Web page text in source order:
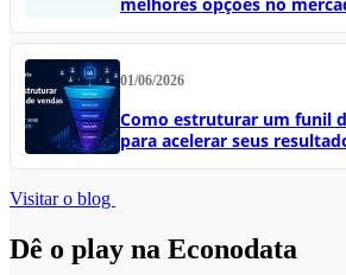
01/06/2026
Como estruturar um funil
para acelerar seus
Visitar o blog
Dê o play na Econodata